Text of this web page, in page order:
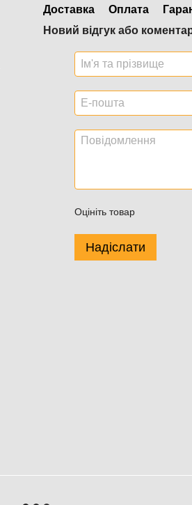
Доставка Оплата
Новий відгук або
Оцініть товар
Надіслати